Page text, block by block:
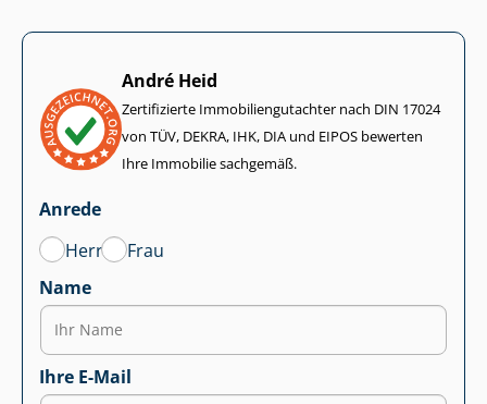
André Heid
Zertifizierte Im­mo­bi­li­en­gut­ach­ter nach DIN 17024
von TÜV, DEKRA, IHK, DIA und EIPOS bewerten
Ihre Immobilie sachgemäß.
Anrede
Herr
Frau
Name
Ihre E-Mail